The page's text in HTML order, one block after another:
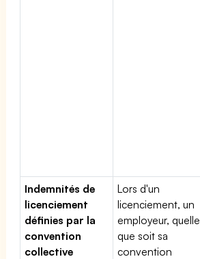
Indemnités de
licenciement
définies par la
convention
collective
Lors d'un
licenciement, un
employeur, quelle
que soit sa
convention